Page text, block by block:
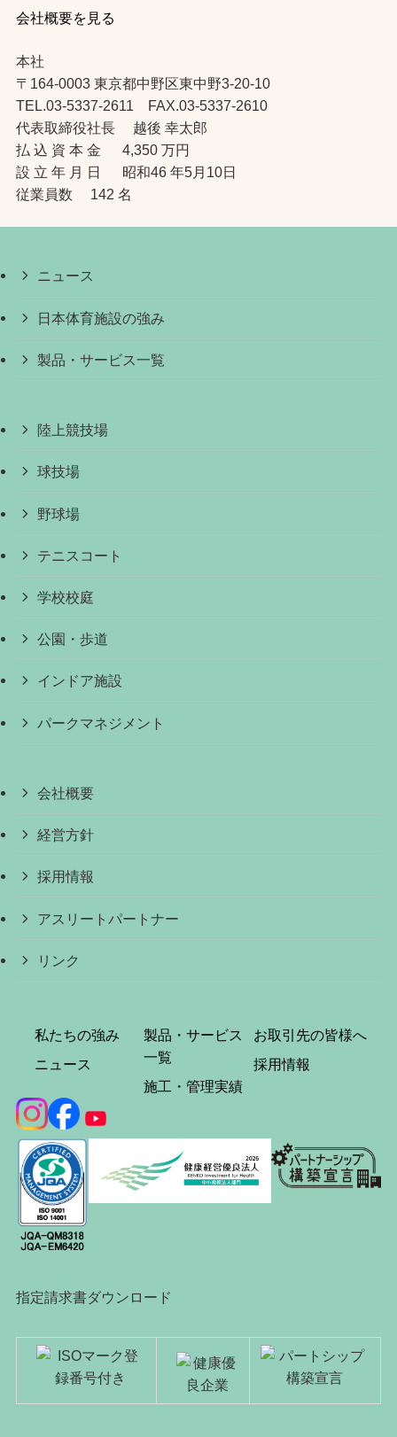
会社概要を見る
本社
〒164-0003 東京都中野区東中野3-20-10
TEL.03-5337-2611 FAX.03-5337-2610
代表取締役社長 越後 幸太郎
払 込 資 本 金 4,350 万円
設 立 年 月 日 昭和46 年5月10日
従業員数 142 名
ニュース
日本体育施設の強み
製品・サービス一覧
陸上競技場
球技場
野球場
テニスコート
学校校庭
公園・歩道
インドア施設
パークマネジメント
会社概要
経営方針
採用情報
アスリートパートナー
リンク
私たちの強み
ニュース
製品・サービス
一覧
施工・管理実績
お取引先の皆様へ
採用情報
指定請求書ダウンロード